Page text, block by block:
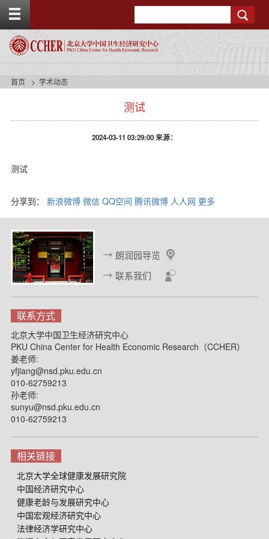
g
e
o
首页 学术动态
测试
2024-03-11 03:29:00 来源：
测试
分享到： 新浪微博 微信 QQ空间 腾讯微博 人人网 更多
朗润园导览
联系我们
联系方式
北京大学中国卫生经济研究中心
PKU China Center for Health Economic Research（CCHER）
姜老师:
yfjiang@nsd.pku.edu.cn
010-62759213
孙老师:
sunyu@nsd.pku.edu.cn
010-62759213
相关链接
北京大学全球健康发展研究院
中国经济研究中心
健康老龄与发展研究中心
中国宏观经济研究中心
法律经济学研究中心